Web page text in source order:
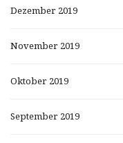
Dezember 2019
November 2019
Oktober 2019
September 2019